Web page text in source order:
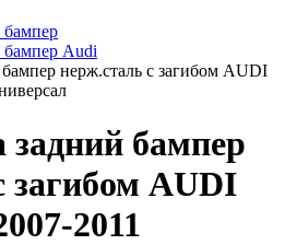
бампер
бампер Audi
нерж.сталь с загибом AUDI
бампер
загибом AUDI
2011